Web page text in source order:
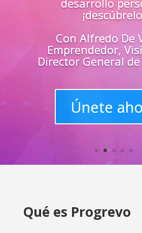
Únete y triunfa
líder del
Qué es Progrevo